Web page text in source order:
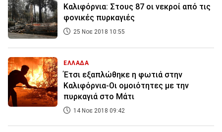
Καλιφόρνια: Στους 87 οι νεκροί από τις
φονικές πυρκαγιές
25 Νοε 2018 10:55
ΕΛΛΑΔΑ
Έτσι εξαπλώθηκε η φωτιά στην
Καλιφόρνια-Οι ομοιότητες με την
πυρκαγιά στο Μάτι
14 Νοε 2018 09:42